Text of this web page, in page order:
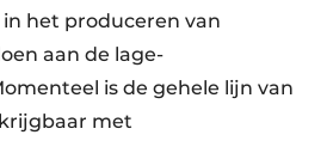
het produceren van
aan de lage-
is de gehele lijn van
met